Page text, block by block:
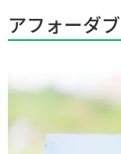
アフォーダ